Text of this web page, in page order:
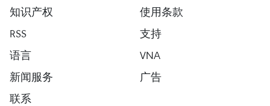
知识产权
使用条款
RSS
支持
语言
VNA
新闻服务
广告
联系